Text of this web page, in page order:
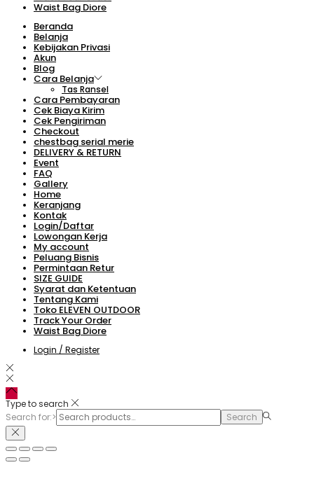
Waist Bag Diore
Beranda
Belanja
Kebijakan Privasi
Akun
Blog
Cara Belanja
Tas Ransel
Cara Pembayaran
Cek Biaya Kirim
Cek Pengiriman
Checkout
chestbag serial merie
DELIVERY & RETURN
Event
FAQ
Gallery
Home
Keranjang
Kontak
Login/Daftar
Lowongan Kerja
My account
Peluang Bisnis
Permintaan Retur
SIZE GUIDE
Syarat dan Ketentuan
Tentang Kami
Toko ELEVEN OUTDOOR
Track Your Order
Waist Bag Diore
Login / Register
Type to search
Search for:>
Search